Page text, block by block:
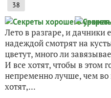
38
Лето в разгаре, и дачники
надеждой смотрят на
цветут, много ли
И все хотят, чтобы в этом
непременно лучше, чем
хотят,...